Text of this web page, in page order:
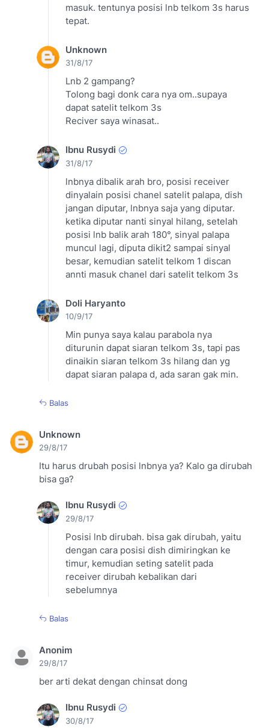
masuk. tentunya posisi lnb telkom 3s harus
tepat.
Unknown
31/8/17
Lnb 2 gampang?
Tolong bagi donk cara nya om..supaya
dapat satelit telkom 3s
Reciver saya winasat..
Ibnu Rusydi
31/8/17
lnbnya dibalik arah bro, posisi receiver
dinyalain posisi chanel satelit palapa, dish
jangan diputar, lnbnya saja yang diputar.
ketika diputar nanti sinyal hilang, setelah
posisi lnb balik arah 180°, sinyal palapa
muncul lagi, diputa dikit2 sampai sinyal
besar, kemudian satelit telkom 1 discan
annti masuk chanel dari satelit telkom 3s
Doli Haryanto
10/9/17
Min punya saya kalau parabola nya
diturunin dapat siaran telkom 3s, tapi pas
dinaikin siaran telkom 3s hilang dan yg
dapat siaran palapa d, ada saran gak min.
Balas
Unknown
29/8/17
Itu harus drubah posisi lnbnya ya? Kalo ga dirubah
bisa ga?
Ibnu Rusydi
29/8/17
Posisi lnb dirubah. bisa gak dirubah, yaitu
dengan cara posisi dish dimiringkan ke
timur, kemudian seting satelit pada
receiver dirubah kebalikan dari
sebelumnya
Balas
Anonim
29/8/17
ber arti dekat dengan chinsat dong
Ibnu Rusydi
30/8/17